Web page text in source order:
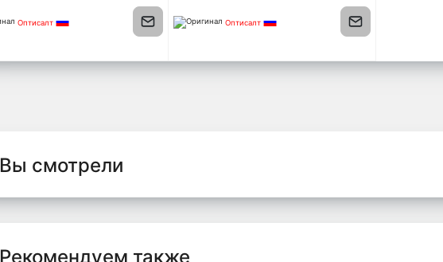
Оптисалт Оптисалт
Вы смотрели
Рекомендуем также